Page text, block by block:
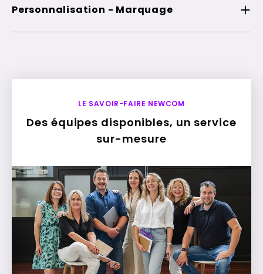
Personnalisation - Marquage
LE SAVOIR-FAIRE NEWCOM
Des équipes disponibles, un service
sur-mesure